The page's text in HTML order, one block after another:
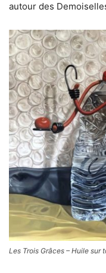
autour des
Les Trois Grâces – Huile sur